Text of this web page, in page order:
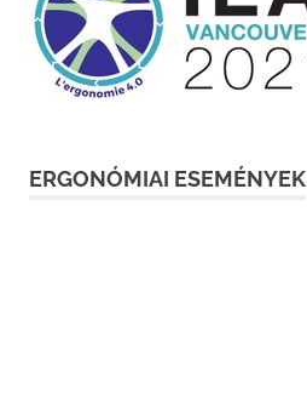
ERGONÓMIAI ESEMÉNYEK